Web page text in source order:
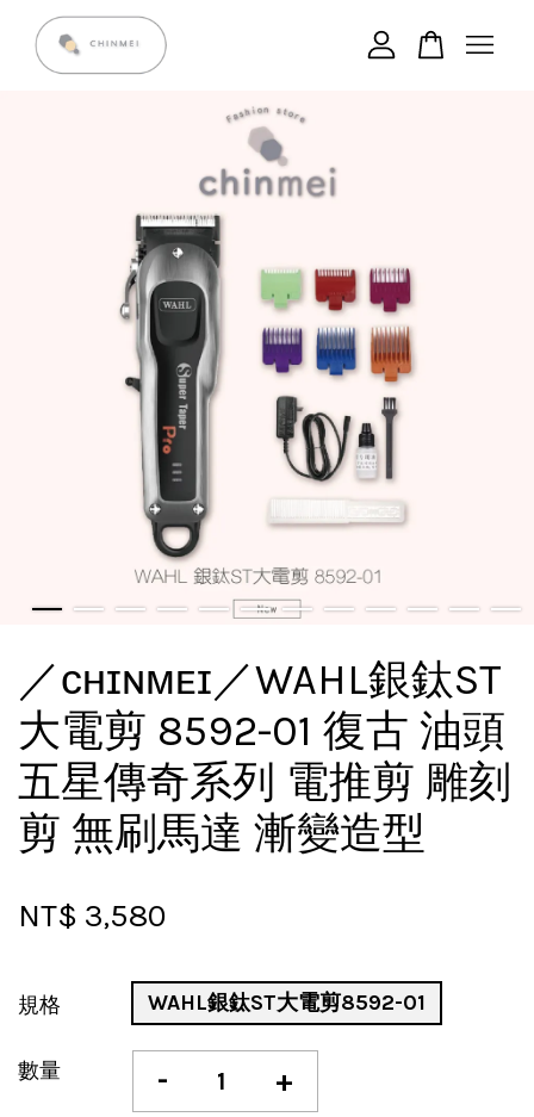
／ᴄʜɪɴᴍᴇɪ／WAHL銀鈦ST
大電剪 8592-01 復古 油頭
五星傳奇系列 電推剪 雕刻
剪 無刷馬達 漸變造型
NT$ 3,580
規格 WAHL銀鈦ST大電剪8592-01
數量 - +
您的購物車目前還是空的。
繼續購物